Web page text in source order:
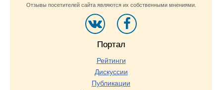
Отзывы посетителей сайта являются их собственными мнениями.
Портал
Рейтинги
Дискуссии
Публикации